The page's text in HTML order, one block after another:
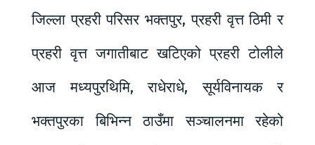
जिल्ला प्रहरी परिसर भक्तपुर, प्रहरी वृत्त ठिमी र
प्रहरी वृत्त जगातीबाट खटिएको प्रहरी टोलीले
आज मध्यपुरथिमि, राधेराधे, सूर्यविनायक र
भक्तपुरका बिभिन्न ठाउँमा सञ्चालनमा रहेको